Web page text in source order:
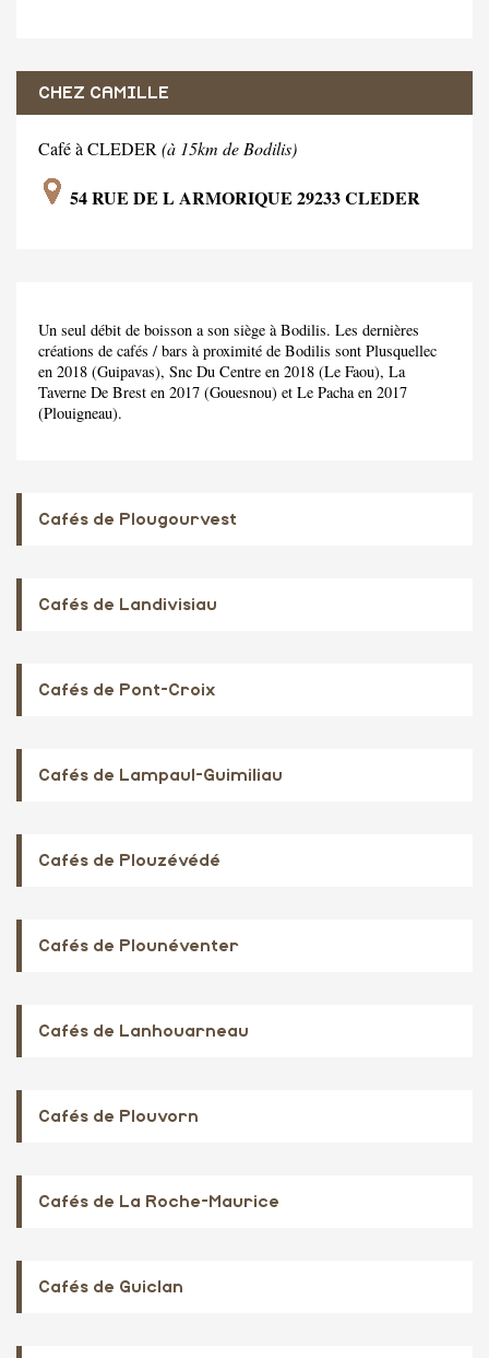
CHEZ CAMILLE
Café à CLEDER (à 15km de Bodilis)
54 RUE DE L ARMORIQUE 29233 CLEDER
Un seul débit de boisson a son siège à Bodilis. Les dernières
créations de cafés / bars à proximité de Bodilis sont Plusquellec
en 2018 (Guipavas), Snc Du Centre en 2018 (Le Faou), La
Taverne De Brest en 2017 (Gouesnou) et Le Pacha en 2017
(Plouigneau).
Cafés de Plougourvest
Cafés de Landivisiau
Cafés de Pont-Croix
Cafés de Lampaul-Guimiliau
Cafés de Plouzévédé
Cafés de Plounéventer
Cafés de Lanhouarneau
Cafés de Plouvorn
Cafés de La Roche-Maurice
Cafés de Guiclan